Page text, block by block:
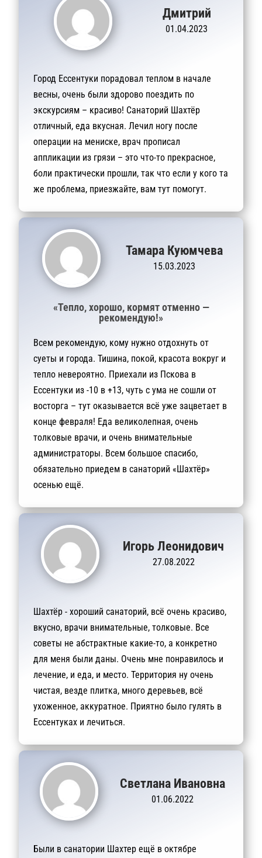
Дмитрий
01.04.2023
Город Ессентуки порадовал теплом в начале
весны, очень были здорово поездить по
экскурсиям – красиво! Санаторий Шахтёр
отличный, еда вкусная. Лечил ногу после
операции на мениске, врач прописал
аппликации из грязи – это что-то прекрасное,
боли практически прошли, так что если у кого та
же проблема, приезжайте, вам тут помогут.
Тамара Куюмчева
15.03.2023
«Тепло, хорошо, кормят отменно —
рекомендую!»
Всем рекомендую, кому нужно отдохнуть от
суеты и города. Тишина, покой, красота вокруг и
тепло невероятно. Приехали из Пскова в
Ессентуки из -10 в +13, чуть с ума не сошли от
восторга – тут оказывается всё уже зацветает в
конце февраля! Еда великолепная, очень
толковые врачи, и очень внимательные
администраторы. Всем большое спасибо,
обязательно приедем в санаторий «Шахтёр»
осенью ещё.
Игорь Леонидович
27.08.2022
Шахтёр - хороший санаторий, всё очень красиво,
вкусно, врачи внимательные, толковые. Все
советы не абстрактные какие-то, а конкретно
для меня были даны. Очень мне понравилось и
лечение, и еда, и место. Территория ну очень
чистая, везде плитка, много деревьев, всё
ухоженное, аккуратное. Приятно было гулять в
Ессентуках и лечиться.
Светлана Ивановна
01.06.2022
Были в санатории Шахтер ещё в октябре